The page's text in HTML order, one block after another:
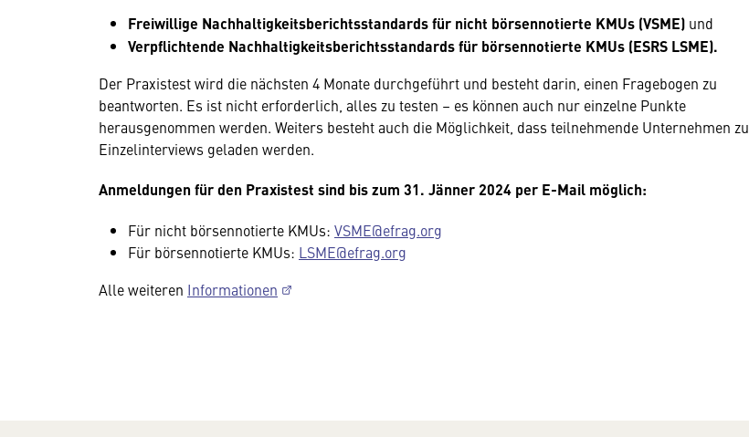
Freiwillige Nachhaltigkeitsberichtsstandards für nicht börsennotierte KMUs (VSME) und
Verpflichtende Nachhaltigkeitsberichtsstandards für börsennotierte KMUs (ESRS LSME).
Der Praxistest wird die nächsten 4 Monate durchgeführt und besteht darin, einen Fragebogen zu
beantworten. Es ist nicht erforderlich, alles zu testen – es können auch nur einzelne Punkte
herausgenommen werden. Weiters besteht auch die Möglichkeit, dass teilnehmende Unternehmen zu
Einzelinterviews geladen werden.
Anmeldungen für den Praxistest sind bis zum 31. Jänner 2024 per E-Mail möglich:
Für nicht börsennotierte KMUs: VSME@efrag.org
Für börsennotierte KMUs: LSME@efrag.org
Alle weiteren Informationen